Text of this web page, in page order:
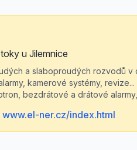
u Jilemnice
a slaboproudých rozvodů
kamerové systémy,
bezdrátové a drátové
www.el-ner.cz/index.html